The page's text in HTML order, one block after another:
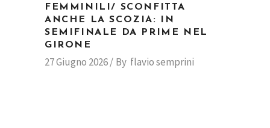
FEMMINILI/ SCONFITTA
ANCHE LA SCOZIA: IN
SEMIFINALE DA PRIME NEL
GIRONE
27 Giugno 2026 By flavio semprini